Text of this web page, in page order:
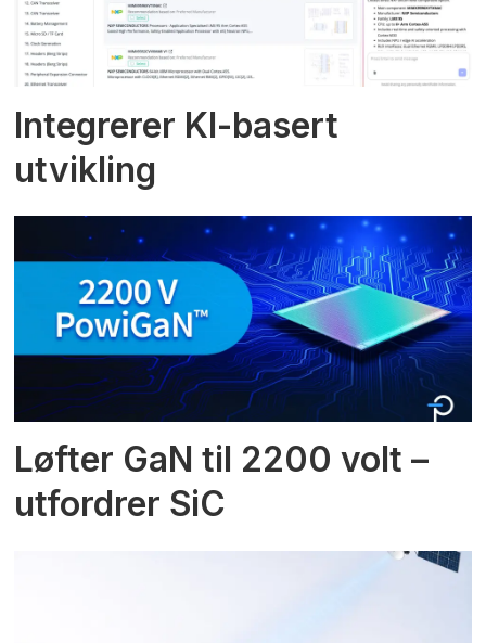
Integrerer KI-basert
utvikling
Løfter GaN til 2200 volt –
utfordrer SiC